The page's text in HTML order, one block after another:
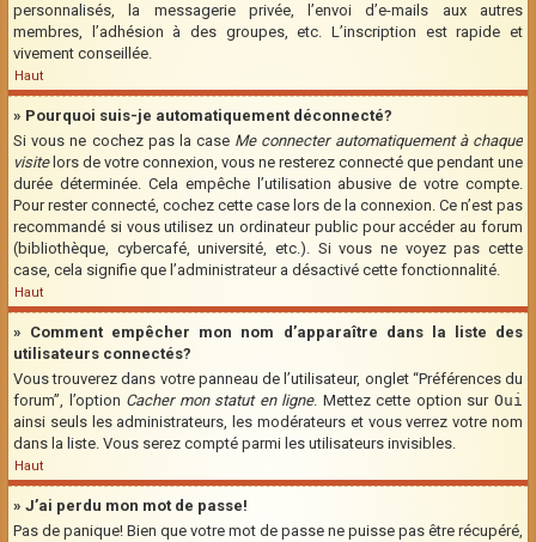
personnalisés, la messagerie privée, l’envoi d’e-mails aux autres
membres, l’adhésion à des groupes, etc. L’inscription est rapide et
vivement conseillée.
Haut
» Pourquoi suis-je automatiquement déconnecté?
Si vous ne cochez pas la case Me connecter automatiquement à chaque
visitelors de votre connexion, vous ne resterez connecté que pendant une
durée déterminée. Cela empêche l’utilisation abusive de votre compte.
Pour rester connecté, cochez cette case lors de la connexion. Ce n’est pas
recommandé si vous utilisez un ordinateur public pour accéder au forum
(bibliothèque, cybercafé, université, etc.). Si vous ne voyez pas cette
case, cela signifie que l’administrateur a désactivé cette fonctionnalité.
Haut
» Comment empêcher mon nom d’apparaître dans la liste des
utilisateurs connectés?
Vous trouverez dans votre panneau de l’utilisateur, onglet “Préférences du
forum”, l’option Cacher mon statut en ligne. Mettez cette option surOui
ainsi seuls les administrateurs, les modérateurs et vous verrez votre nom
dans la liste. Vous serez compté parmi les utilisateurs invisibles.
Haut
» J’ai perdu mon mot de passe!
Pas de panique! Bien que votre mot de passe ne puisse pas être récupéré,